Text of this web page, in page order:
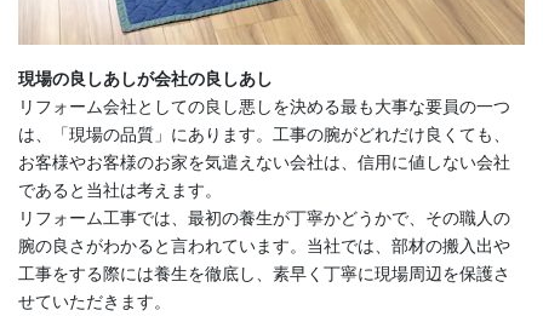
現場の良しあしが会社の良しあし
リフォーム会社としての良し悪しを決める最も大事な要員の一つ
は、「現場の品質」にあります。工事の腕がどれだけ良くても、
お客様やお客様のお家を気遣えない会社は、信用に値しない会社
であると当社は考えます。
リフォーム工事では、最初の養生が丁寧かどうかで、その職人の
腕の良さがわかると言われています。当社では、部材の搬入出や
工事をする際には養生を徹底し、素早く丁寧に現場周辺を保護さ
せていただきます。